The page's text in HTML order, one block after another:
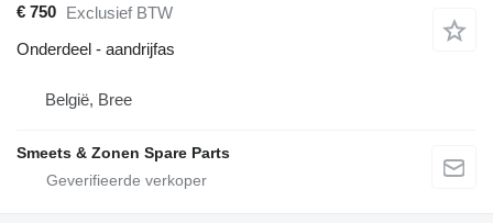
€ 750 Exclusief BTW
Onderdeel - aandrijfas
België, Bree
Smeets & Zonen Spare Parts